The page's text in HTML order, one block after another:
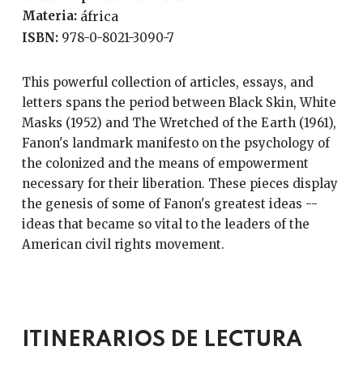
Materia: áfrica
ISBN: 978-0-8021-3090-7
This powerful collection of articles, essays, and
letters spans the period between Black Skin, White
Masks (1952) and The Wretched of the Earth (1961),
Fanon's landmark manifesto on the psychology of
the colonized and the means of empowerment
necessary for their liberation. These pieces display
the genesis of some of Fanon's greatest ideas --
ideas that became so vital to the leaders of the
American civil rights movement.
ITINERARIOS DE LECTURA